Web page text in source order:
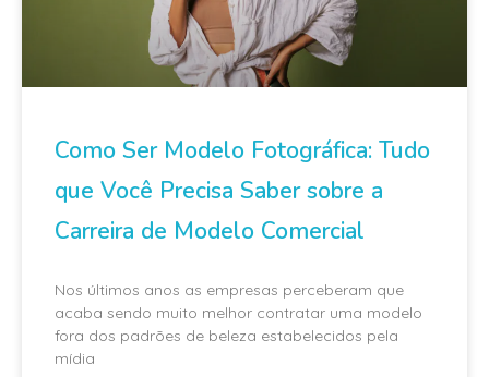
Como Ser Modelo Fotográfica: Tudo
que Você Precisa Saber sobre a
Carreira de Modelo Comercial
Nos últimos anos as empresas perceberam que
acaba sendo muito melhor contratar uma modelo
fora dos padrões de beleza estabelecidos pela
mídia